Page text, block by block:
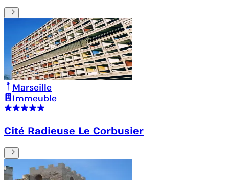
Marseille
Immeuble
Cité Radieuse Le Corbusier